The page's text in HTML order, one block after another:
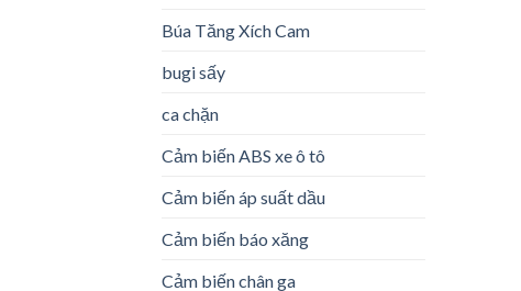
Búa Tăng Xích Cam
bugi sấy
ca chặn
Cảm biến ABS xe ô tô
Cảm biến áp suất dầu
Cảm biến báo xăng
Cảm biến chân ga